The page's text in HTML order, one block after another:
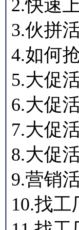
2.快速
3.伙拼
4.如何
5.大促
6.大促
7.大促
8.大促
9.营销
10.找